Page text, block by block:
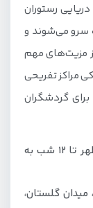
رستوران
سرو می‌شوند و
مزیت‌های مهم
مراکز تفریحی
گردشگران
ساعت کاری رستوران هواری کیش: از ۱۲ ظهر تا 12 شب به
گلستان،